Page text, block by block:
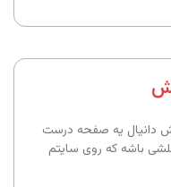
دانیال یه صفحه درست
باشه که روی سایتم